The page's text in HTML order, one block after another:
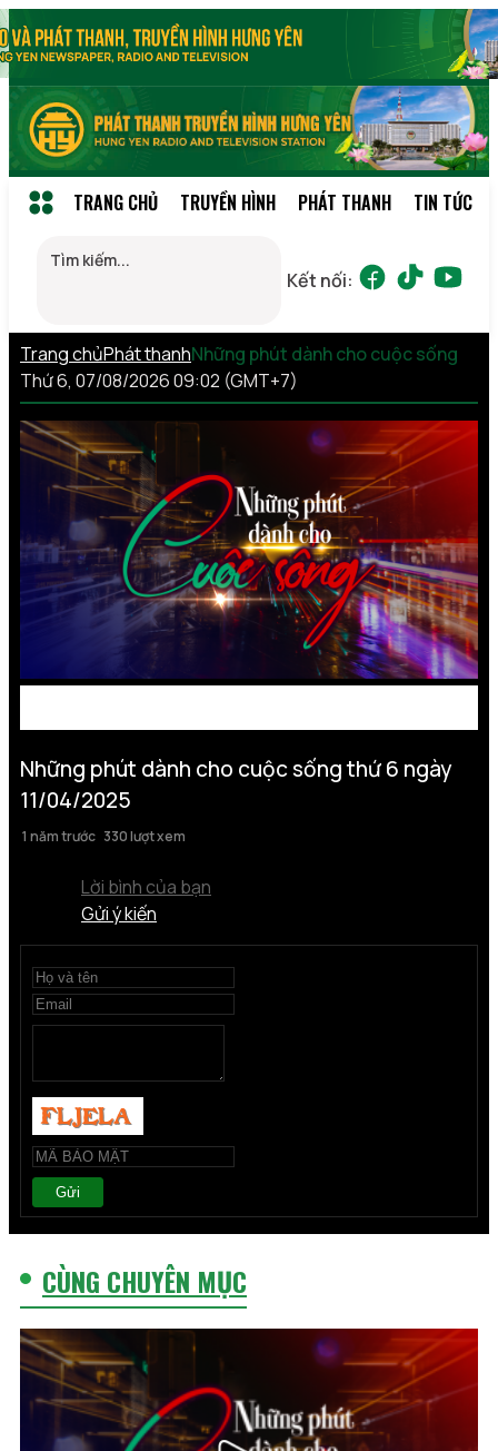
TRANG CHỦ TRUYỀN HÌNH PHÁT THANH TIN TỨC
Kết nối:
Trang chủPhát thanhNhững phút dành cho cuộc sống
Thứ 6, 07/08/2026 09:02 (GMT+7)
Những phút dành cho cuộc sống thứ 6 ngày
11/04/2025
1 năm trước 330 lượt xem
Lời bình của bạn
Gửi ý kiến
Gửi
CÙNG CHUYÊN MỤC